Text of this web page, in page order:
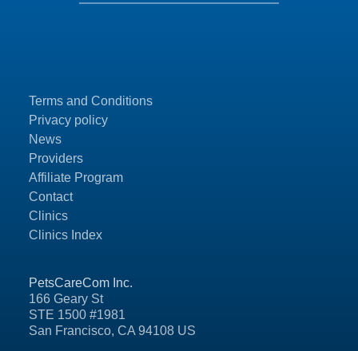
PetsCareCom Inc.
166 Geary St
STE 1500 #1981
San Francisco, CA 94108 US
Terms and Conditions
Privacy policy
News
Providers
Affiliate Program
Contact
Clinics
Clinics Index